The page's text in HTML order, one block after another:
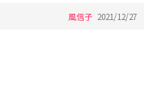
風信子 2021/12/27